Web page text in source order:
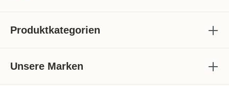
Produktkategorien
Unsere Marken